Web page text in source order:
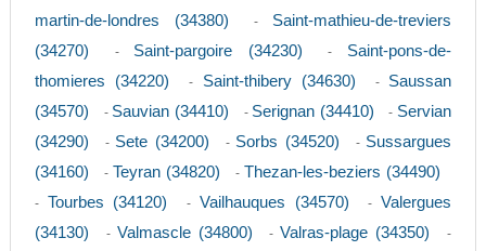
martin-de-londres (34380)
- Saint-mathieu-de-treviers
(34270)
- Saint-pargoire (34230) - Saint-pons-de-
thomieres (34220)
- Saint-thibery (34630) - Saussan
(34570)
- Sauvian (34410) - Serignan (34410) - Servian
(34290)
- Sete (34200) - Sorbs (34520) - Sussargues
(34160)
- Teyran (34820) - Thezan-les-beziers (34490)
- Tourbes (34120) - Vailhauques (34570) - Valergues
(34130)
- Valmascle (34800) - Valras-plage (34350) -